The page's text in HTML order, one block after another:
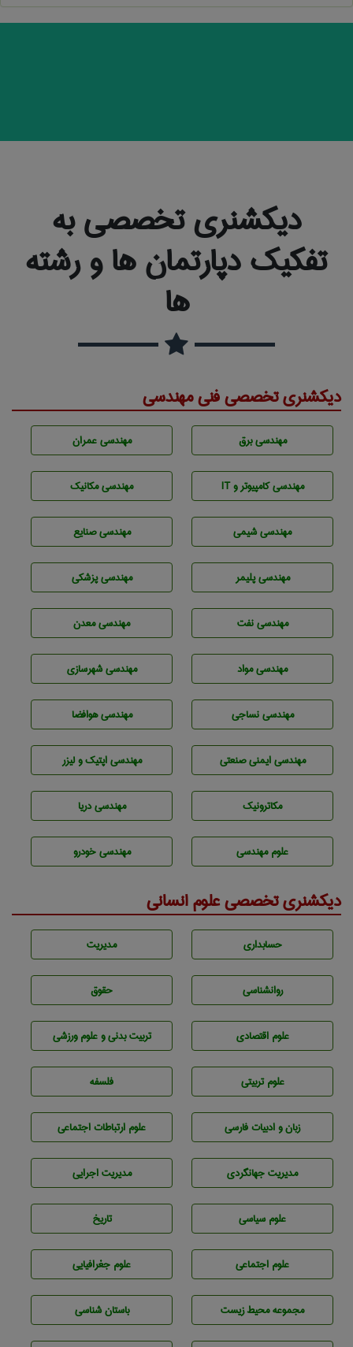
دیکشنری تخصصی به
تفکیک دپارتمان ها و رشته
ها
دیکشنری تخصصی فنی مهندسی
مهندسی برق مهندسی عمران
مهندسی كامپيوتر و IT مهندسی مکانیک
مهندسي شيمی مهندسی صنايع
مهندسی پليمر مهندسی پزشکی
مهندسی نفت مهندسی معدن
مهندسی مواد مهندسی شهرسازی
مهندسي نساجی مهندسی هوافضا
مهندسی ایمنی صنعتی مهندسی اپتیک و لیزر
مکاترونیک مهندسی دریا
علوم مهندسی مهندسی خودرو
دیکشنری تخصصی علوم انسانی
حسابداری مديريت
روانشناسی حقوق
علوم اقتصادی تربيت بدنی و علوم ورزشی
علوم تربيتی فلسفه
زبان و ادبيات فارسی علوم ارتباطات اجتماعی
مديريت جهانگردی مديريت اجرايی
علوم سياسی تاريخ
علوم اجتماعی علوم جغرافيايی
مجموعه محيط زيست باستان شناسی